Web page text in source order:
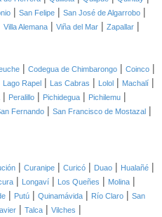
| San Felipe | San José de Algarrobo |
Villa Alemana | Viña del Mar | Zapallar |
| Codegua de Chimbarongo | Coinco |
Lago Rapel | Las Cabras | Lolol | Machalí |
| Peralillo | Pichidegua | Pichilemu |
Fernando | San Francisco de Mostazal |
| Curanipe | Curicó | Duao | Hualañé |
| Longaví | Los Queñes | Molina |
| Putú | Quinamávida | Río Claro | San
| Talca | Vilches |